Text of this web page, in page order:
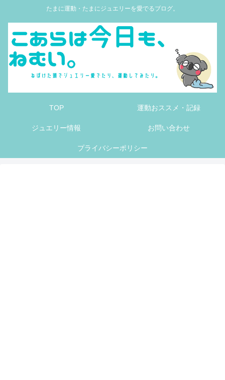
たまに運動・たまにジュエリーを愛でるブログ。
TOP 運動おススメ・記録
ジュエリー情報 お問い合わせ
プライバシーポリシー